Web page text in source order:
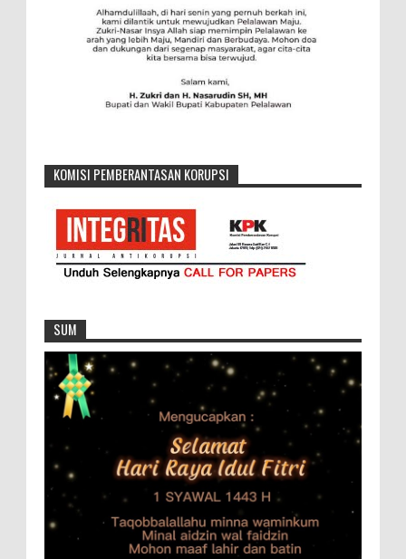
KOMISI PEMBERANTASAN KORUPSI
SUM